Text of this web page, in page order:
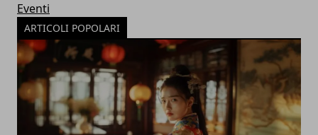
Eventi
ARTICOLI POPOLARI